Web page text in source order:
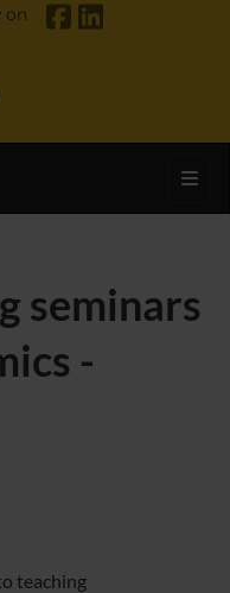
on
seminars
-
teaching